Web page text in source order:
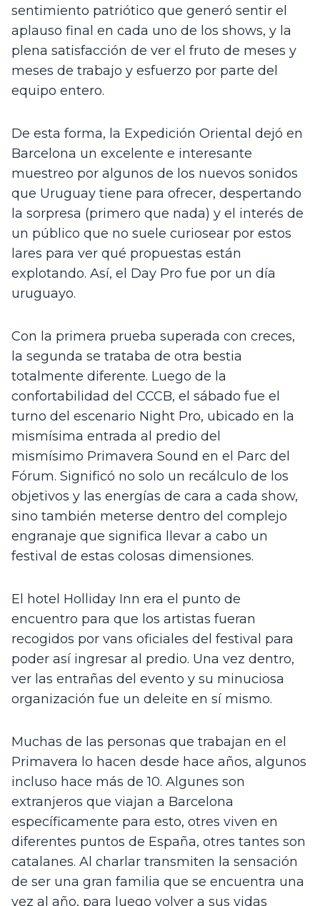
sentimiento patriótico que generó sentir el
aplauso final en cada uno de los shows, y la
plena satisfacción de ver el fruto de meses y
meses de trabajo y esfuerzo por parte del
equipo entero.
De esta forma, la Expedición Oriental dejó en
Barcelona un excelente e interesante
muestreo por algunos de los nuevos sonidos
que Uruguay tiene para ofrecer, despertando
la sorpresa (primero que nada) y el interés de
un público que no suele curiosear por estos
lares para ver qué propuestas están
explotando. Así, el Day Pro fue por un día
uruguayo.
Con la primera prueba superada con creces,
la segunda se trataba de otra bestia
totalmente diferente. Luego de la
confortabilidad del CCCB, el sábado fue el
turno del escenario Night Pro, ubicado en la
mismísima entrada al predio del
mismísimo Primavera Sound en el Parc del
Fórum. Significó no solo un recálculo de los
objetivos y las energías de cara a cada show,
sino también meterse dentro del complejo
engranaje que significa llevar a cabo un
festival de estas colosas dimensiones.
El hotel Holliday Inn era el punto de
encuentro para que los artistas fueran
recogidos por vans oficiales del festival para
poder así ingresar al predio. Una vez dentro,
ver las entrañas del evento y su minuciosa
organización fue un deleite en sí mismo.
Muchas de las personas que trabajan en el
Primavera lo hacen desde hace años, algunos
incluso hace más de 10. Algunes son
extranjeros que viajan a Barcelona
específicamente para esto, otres viven en
diferentes puntos de España, otres tantes son
catalanes. Al charlar transmiten la sensación
de ser una gran familia que se encuentra una
vez al año, para luego volver a sus vidas